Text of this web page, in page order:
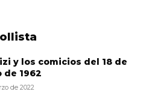
y los comicios del 18 de
de 1962
de 2022